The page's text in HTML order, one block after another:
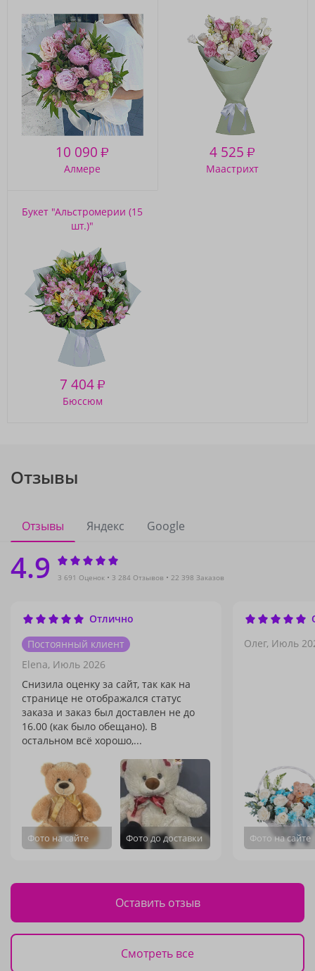
10 090 ₽
Алмере
4 525 ₽
Маастрихт
Букет "Альстромерии (15
шт.)"
7 404₽
Бюссюм
Отзывы
Отзывы Яндекс Google
4.9 3 691 Оценок 3 284 Отзывов 22 398 Заказов
Отлично
Постоянный клиент
Elena, Июль 2026
Снизила оценку за сайт, так как на
странице не отображался статус
заказа и заказ был доставлен не до
16.00 (как было обещано). В
остальном всё хорошо,...
Фото на сайте Фото до доставки
Олег, Июль
Фото на сайте
Оставить отзыв
Смотреть все